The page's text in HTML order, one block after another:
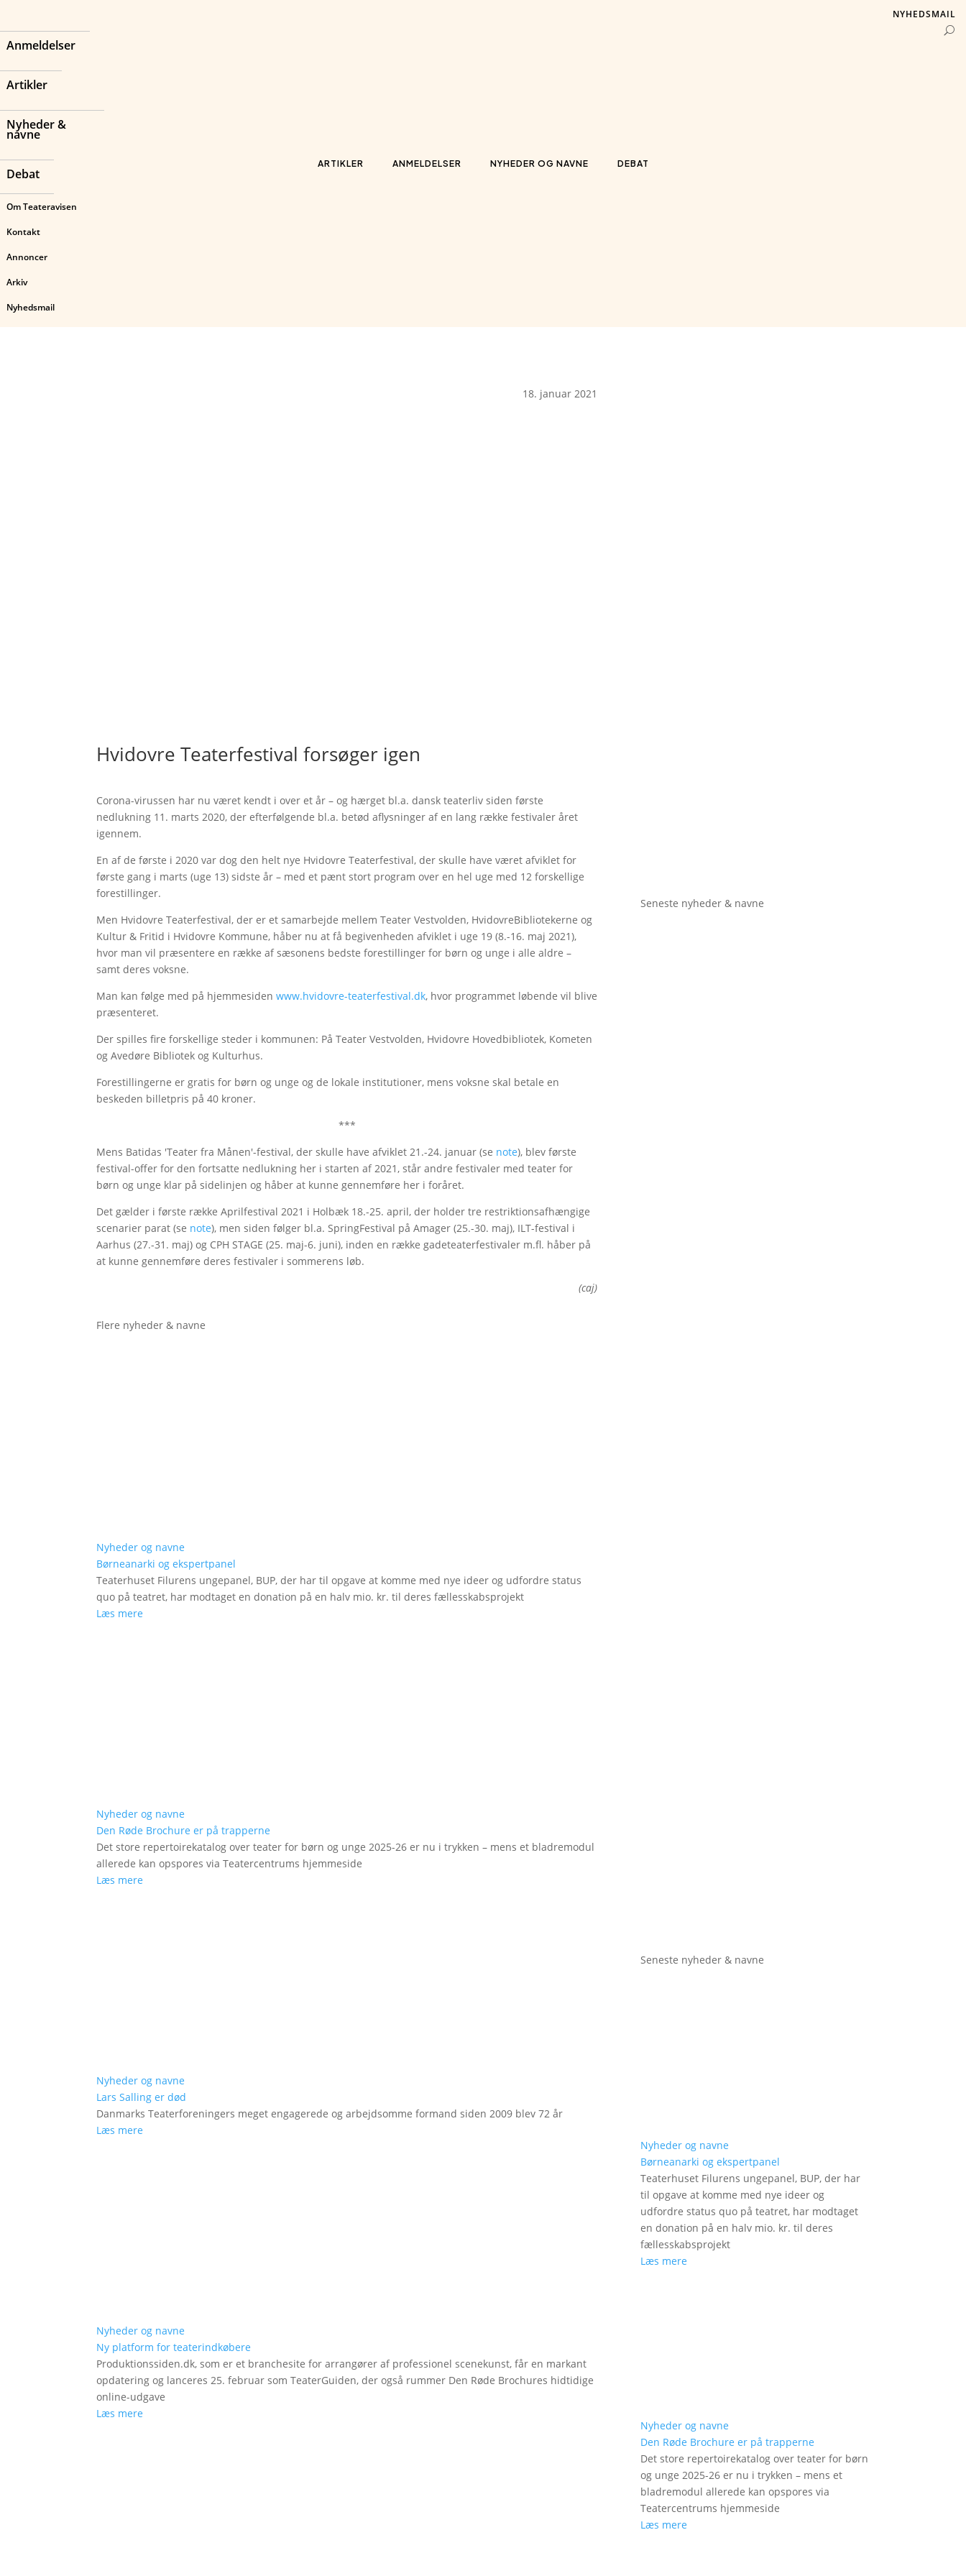
Anmeldelser
Artikler
Nyheder &
navne
Debat
Om Teateravisen
Kontakt
Annoncer
Arkiv
Nyhedsmail
ARTIKLER ANMELDELSER NYHEDER OG NAVNE DEBAT
NYHEDSMAIL
18. januar 2021
Hvidovre Teaterfestival forsøger igen
Corona-virussen har nu været kendt i over et år – og hærget bl.a. dansk teaterliv siden første
nedlukning 11. marts 2020, der efterfølgende bl.a. betød aflysninger af en lang række festivaler året
igennem.
En af de første i 2020 var dog den helt nye Hvidovre Teaterfestival, der skulle have været afviklet for
første gang i marts (uge 13) sidste år – med et pænt stort program over en hel uge med 12 forskellige
forestillinger.
Men Hvidovre Teaterfestival, der er et samarbejde mellem Teater Vestvolden, HvidovreBibliotekerne og
Kultur & Fritid i Hvidovre Kommune, håber nu at få begivenheden afviklet i uge 19 (8.-16. maj 2021),
hvor man vil præsentere en række af sæsonens bedste forestillinger for børn og unge i alle aldre –
samt deres voksne.
Man kan følge med på hjemmesidenwww.hvidovre-teaterfestival.dk, hvor programmet løbende vil blive
præsenteret.
Der spilles fire forskellige steder i kommunen: På Teater Vestvolden, Hvidovre Hovedbibliotek, Kometen
og Avedøre Bibliotek og Kulturhus.
Forestillingerne er gratis for børn og unge og de lokale institutioner, mens voksne skal betale en
beskeden billetpris på 40 kroner.
***
Mens Batidas 'Teater fra Månen'-festival, der skulle have afviklet 21.-24. januar (se note), blev første
festival-offer for den fortsatte nedlukning her i starten af 2021, står andre festivaler med teater for
børn og unge klar på sidelinjen og håber at kunne gennemføre her i foråret.
Det gælder i første række Aprilfestival 2021 i Holbæk 18.-25. april, der holder tre restriktionsafhængige
scenarier parat (se note), men siden følger bl.a. SpringFestival på Amager (25.-30. maj), ILT-festival i
Aarhus (27.-31. maj) og CPH STAGE (25. maj-6. juni), inden en række gadeteaterfestivaler m.fl. håber på
at kunne gennemføre deres festivaler i sommerens løb.
(caj)
Flere nyheder & navne
Nyheder og navne
Børneanarki og ekspertpanel
Teaterhuset Filurens ungepanel, BUP, der har til opgave at komme med nye ideer og udfordre status
quo på teatret, har modtaget en donation på en halv mio. kr. til deres fællesskabsprojekt
Læs mere
Nyheder og navne
Den Røde Brochure er på trapperne
Det store repertoirekatalog over teater for børn og unge 2025-26 er nu i trykken – mens et bladremodul
allerede kan opspores via Teatercentrums hjemmeside
Læs mere
Nyheder og navne
Lars Salling er død
Danmarks Teaterforeningers meget engagerede og arbejdsomme formand siden 2009 blev 72 år
Læs mere
Nyheder og navne
Ny platform for teaterindkøbere
Produktionssiden.dk, som er et branchesite for arrangører af professionel scenekunst, får en markant
opdatering og lanceres 25. februar som TeaterGuiden, der også rummer Den Røde Brochures hidtidige
online-udgave
Læs mere
Seneste nyheder & navne
Seneste nyheder & navne
Nyheder og navne
Børneanarki og ekspertpanel
Teaterhuset Filurens ungepanel, BUP, der har
til opgave at komme med nye ideer og
udfordre status quo på teatret, har modtaget
en donation på en halv mio. kr. til deres
fællesskabsprojekt
Læs mere
Nyheder og navne
Den Røde Brochure er på trapperne
Det store repertoirekatalog over teater for børn
og unge 2025-26 er nu i trykken – mens et
bladremodul allerede kan opspores via
Teatercentrums hjemmeside
Læs mere